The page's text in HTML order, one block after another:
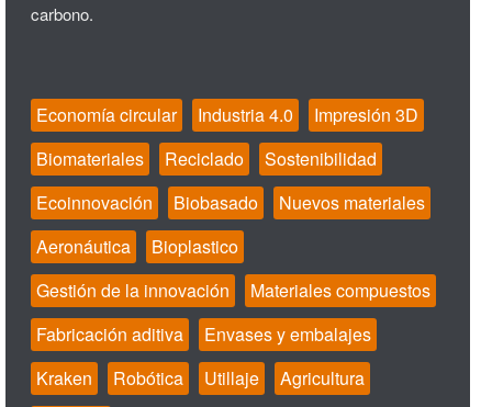
carbono.
Economía circular Industria 4.0
Impresión 3D
Biomateriales
Reciclado
Sostenibilidad
Ecoinnovación
Biobasado
Nuevos materiales
Aeronáutica
Bioplastico
Gestión de la innovación
Materiales compuestos
Fabricación aditiva
Envases y embalajes
Kraken
Robótica Utillaje
Agricultura